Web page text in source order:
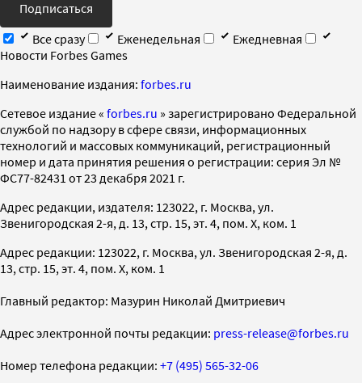
Подписаться
Все сразу
Еженедельная
Ежедневная
Новости Forbes Games
Наименование издания: forbes.ru
Cетевое издание « forbes.ru » зарегистрировано Федеральной
службой по надзору в сфере связи, информационных
технологий и массовых коммуникаций, регистрационный
номер и дата принятия решения о регистрации: серия Эл №
ФС77-82431 от 23 декабря 2021 г.
Адрес редакции, издателя: 123022, г. Москва, ул.
Звенигородская 2-я, д. 13, стр. 15, эт. 4, пом. X, ком. 1
Адрес редакции: 123022, г. Москва, ул. Звенигородская 2-я, д.
13, стр. 15, эт. 4, пом. X, ком. 1
Главный редактор: Мазурин Николай Дмитриевич
Адрес электронной почты редакции: press-release@forbes.ru
Номер телефона редакции: +7 (495) 565-32-06